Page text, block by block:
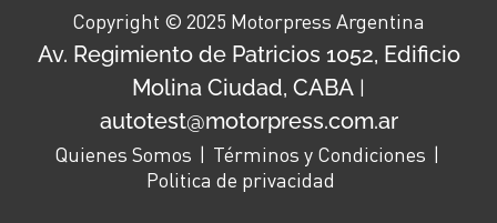
Copyright © 2025 Motorpress Argentina
Av. Regimiento de Patricios 1052, Edificio
Molina Ciudad, CABA |
autotest@motorpress.com.ar
Quienes Somos
Términos y Condiciones
Politica de privacidad